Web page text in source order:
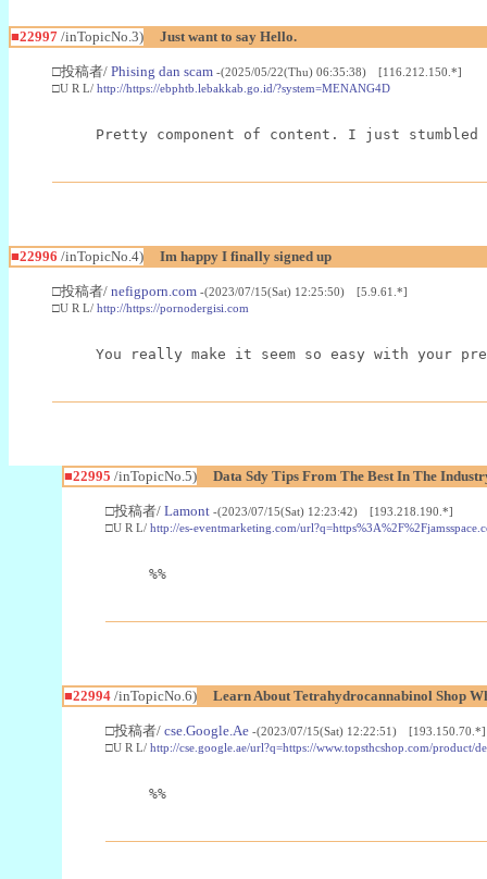
■22997 /inTopicNo.3) Just want to say Hello.
□投稿者/ Phising dan scam -(2025/05/22(Thu) 06:35:38) [116.212.150.*]
□U R L/ http://https://ebphtb.lebakkab.go.id/?system=MENANG4D
Pretty component of content. I just
■22996 /inTopicNo.4) Im happy I finally signed up
□投稿者/ nefigporn.com -(2023/07/15(Sat) 12:25:50) [5.9.61.*]
□U R L/ http://https://pornodergisi.com
You really make it seem so easy with your
■22995 /inTopicNo.5) Data Sdy Tips From The Best In The
□投稿者/ Lamont -(2023/07/15(Sat) 12:23:42) [193.218.190.*]
□U R L/ http://es-eventmarketing.com/
%%
■22994/inTopicNo.6) Learn About Tetrahydrocannabinol Shop
□投稿者/ cse.Google.Ae -(2023/07/15(Sat) 12:22:51) [193.150.70.*]
□U R L/ http://cse.google.ae/url?q=https://www.topsthcshop.com/
%%